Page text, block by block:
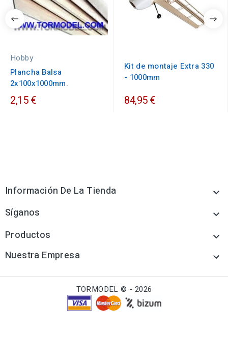
Hobby
Plancha Balsa
2x100x1000mm.
2,15 €
Kit de montaje Extra 330
- 1000mm
84,95 €
Información De La Tienda 
Síganos 
Productos 
Nuestra Empresa 
TORMODEL © - 2026